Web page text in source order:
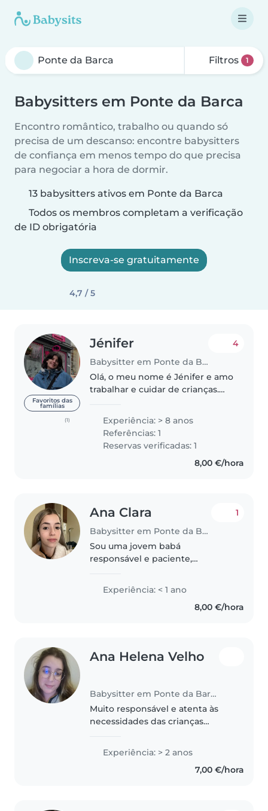
Filtros 1
Babysitters em Ponte da Barca
Encontro romântico, trabalho ou quando só
precisa de um descanso: encontre babysitters
de confiança em menos tempo do que precisa
para negociar a hora de dormir.
13 babysitters ativos em Ponte da Barca
Todos os membros completam a verificação
de ID obrigatória
Inscreva-se gratuitamente
4,7 / 5
Favoritos das
famílias
(1)
Jénifer
Babysitter em Ponte da Barca
4
Olá, o meu nome é Jénifer e amo
trabalhar e cuidar de crianças.
sobrinhos, dos 4 aos 9 anos, que
já cuidei muitas vezes. Uma foi
dos 6 meses a 1 ano..
Experiência: > 8 anos
Referências: 1
Reservas verificadas: 1
8,00 €/hora
Ana Clara
Babysitter em Ponte da Barca
1
Sou uma jovem babá
responsável e paciente,
experiência com crianças em
fase de aprendizagem e estou
Experiência: < 1 ano
8,00 €/hora
Ana Helena Velho
Babysitter em Ponte da Barca
Muito responsável e atenta às
necessidades das crianças
facilidade em criar ligação com
os mais pequenos Experiência a
lidar com imprevistos de forma
Experiência: > 2 anos
7,00 €/hora